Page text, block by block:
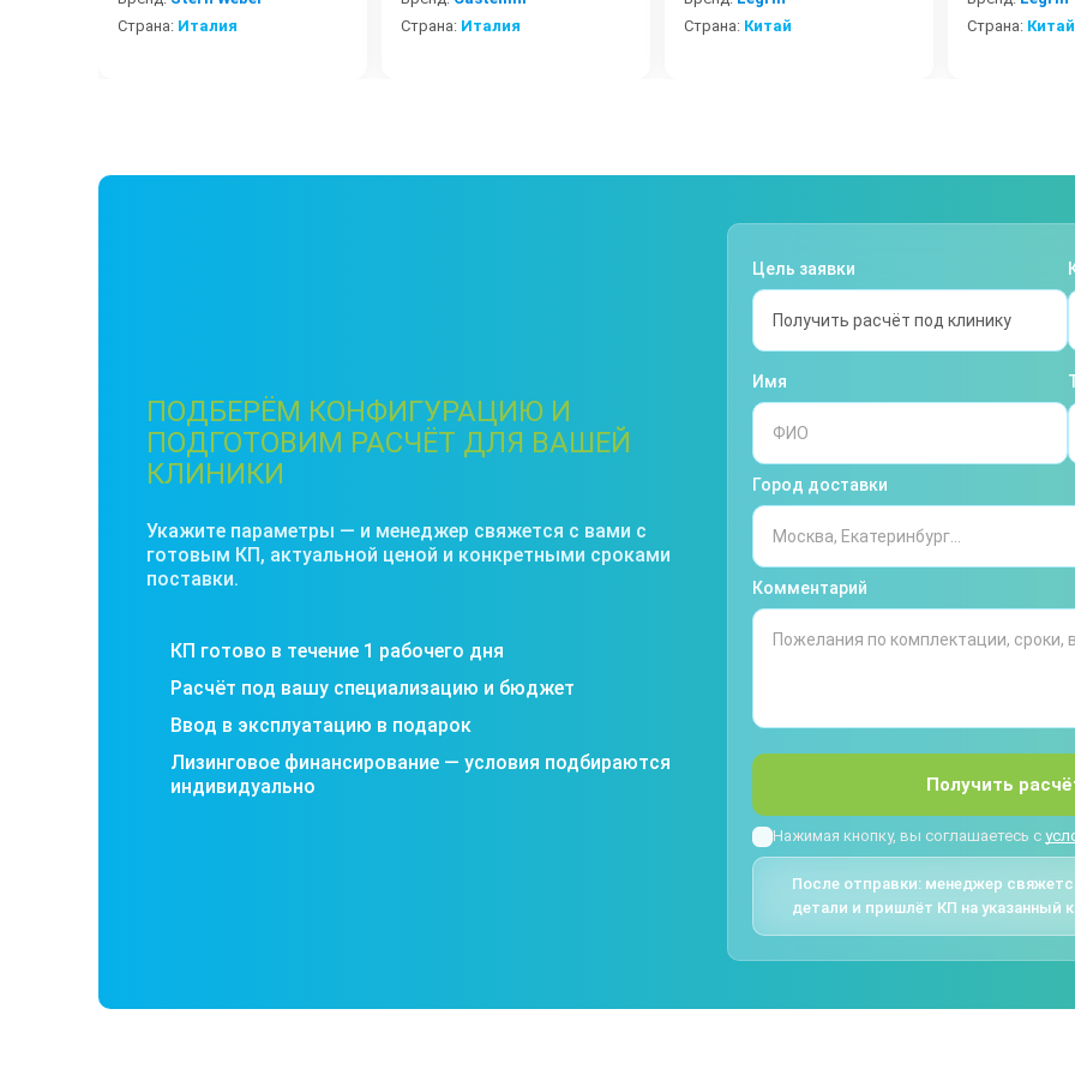
Страна: Италия
Страна: Италия
Страна: Китай
Страна: Китай
ПОДБЕРЁМ КОНФИГУРАЦИЮ И
ПОДГОТОВИМ РАСЧЁТ ДЛЯ ВАШЕЙ
КЛИНИКИ
Укажите параметры — и менеджер свяжется с вами с
готовым КП, актуальной ценой и конкретными сроками
поставки.
КП готово в течение 1 рабочего дня
Расчёт под вашу специализацию и бюджет
Ввод в эксплуатацию в подарок
Лизинговое финансирование — условия подбираются
индивидуально
Цель заявки
Имя
Город доставки
Комментарий
Получить
Нажимая кнопку, вы соглашаетесь с
После отправки: менеджер
детали и пришлёт КП на указанный